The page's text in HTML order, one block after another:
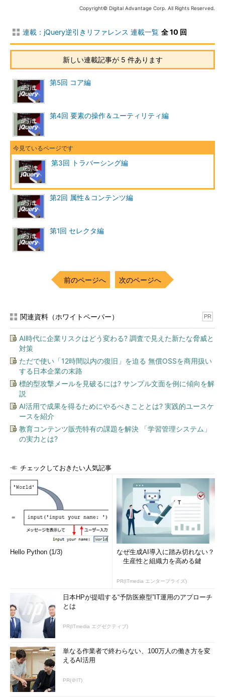
Copyright© Digital Advantage Corp. All Rights Reserved.
連載：jQuery逆引きリファレンス 連載一覧 全 10 回
新しい連載記事が 5 件あります
第5回 コア編
第4回 要素の操作＆ユーティリティ編
第3回 トラバーシング編
第2回 属性＆コンテンツ編
第1回 セレクタ編
前のページへ 次のページへ
関連資料（ホワイトペーパー） PR
AI時代に企業リスクはどう変わる? 調査で見えた新たな脅威と
対策
ただで使い「12時間以内の復旧」を迫る 無償OSSを商用扱い
する日本企業の末路
標的型攻撃メールを見破るには? サンプル文面を例に傾向を解
説
AI活用で成果を得るためにやるべきこととは? 実践的ユースケ
ースを紹介
教育コンテンツ販売特有の課題を解決 「学習管理システム」
の実力とは?
チェックしておきたい人気記事
Hello Python (1/3)
なぜ生成AI導入に踏み切れない？
生産性と組織力を高める鍵
PR(ITmedia エンタープライズ)
日本HPが提唱する“予防医療型”IT運用のアプローチ
とは
PR(ITmedia エグゼクティブ)
単なる作業者で終わらない、100万人の働き方を変
えるAI活用
PR(＠IT)